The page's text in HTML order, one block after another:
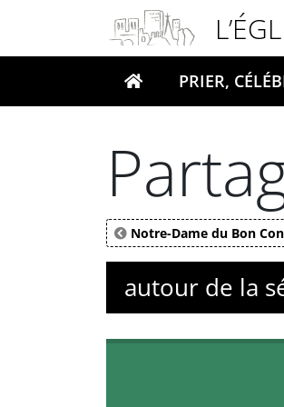
Votre
PRIER,
Notre-Dame du Bon
autour de la
Panneau de gestion des cookies